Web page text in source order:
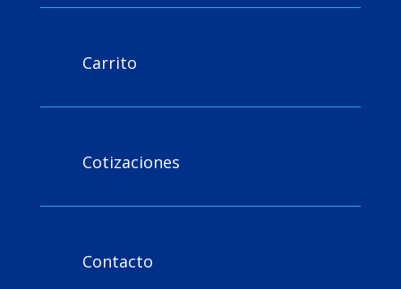
Carrito
Cotizaciones
Contacto